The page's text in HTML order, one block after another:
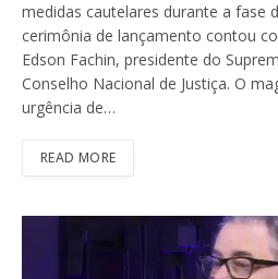
medidas cautelares durante a fase
cerimônia de lançamento contou
Edson Fachin, presidente do
Conselho Nacional de Justiça. O
urgência de…
READ MORE